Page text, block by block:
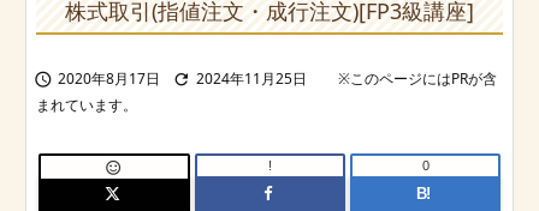


株式取引(指値注文・成行注文)[FP3級講座]
 2020年8月17日  2024年11月25日
 !
B!
0